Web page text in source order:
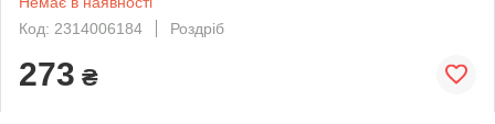
Код: 2314006184
Роздріб
273 ₴